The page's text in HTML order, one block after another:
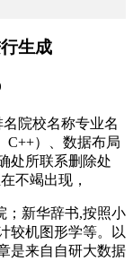
生成
院校名称专业名
C++）、数据布局
处所联系删除处
不竭出现，
新华辞书,按照小
较机图形学等。以
是来自自研大数据